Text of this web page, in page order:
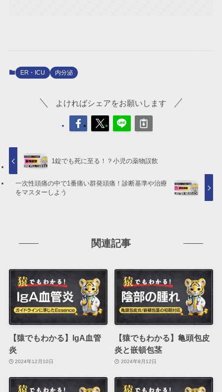
ER・ICU 内分泌
よければシェアをお願いします
1錠でも死に至る！？小児の薬物誤飲
一次性頭痛の中で1番痛い群発頭痛！診断基準や治療
をマスターしよう
関連記事
【猿でもわかる】IgA血管
炎
2024年12月10日
【猿でもわかる】亀頭包皮
炎と嵌頓包茎
2024年8月12日